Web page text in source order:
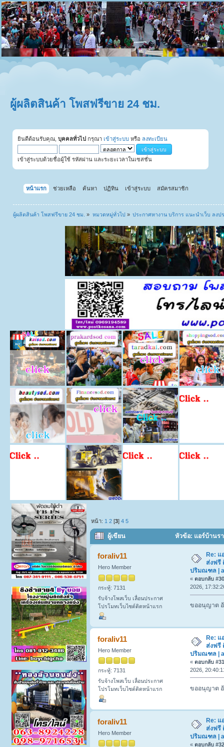
ผู้ผลิตสินค้า โพสฟรีขาย 24 ชม.
ยินดีต้อนรับคุณ, บุคคลทั่วไป กรุณา เข้าสู่ระบบ หรือ ลงทะเบียน
เข้าสู่ระบบด้วยชื่อผู้ใช้ รหัสผ่าน และระยะเวลาในเซสชั่น
หน้าแรก ช่วยเหลือ ค้นหา ปฏิทิน เข้าสู่ระบบ สมัครสมาชิก
ผู้ผลิตสินค้า โพสฟรีขาย 24 ชม. » หมวดหมู่ทั่วไป » ประกาศหางาน บริการ แนะนำเว็บ ลงป
หน้า: 1 2 [3]4 5
ผู้เขียน หัวข้อ: แอร์บ้านร
(อ่าน 2517 ครั้ง)
foraliv11
Hero Member
กระทู้: 7131
รับจ้างโพสเว็บ เลื่อนประกาศ
โปรโมทเว็บไซต์ติดหน้าแรก
Re:
ส่งฟรี
ปริมณฑล |
« ตอบกลับ
2026,
ขออนุญาต
foraliv11
Hero Member
กระทู้: 7131
รับจ้างโพสเว็บ เลื่อนประกาศ
โปรโมทเว็บไซต์ติดหน้าแรก
Re: แ
ส่งฟรี
ปริมณฑล |
« ตอบกลับ
2026,
ขออนุญาต
foraliv11
Hero Member
Re: แ
ส่งฟรี
ปริมณฑล |
« ตอบกลับ